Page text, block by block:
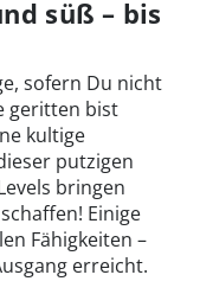
süß – bis
sofern Du nicht
geritten bist
kultige
putzigen
bringen
Einige
Fähigkeiten –
erreicht.